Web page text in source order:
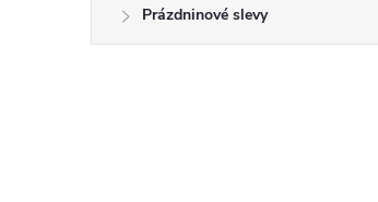
Prázdninové slevy